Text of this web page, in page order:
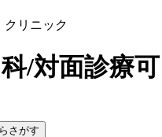
クリニック
/対面診療可
さがす